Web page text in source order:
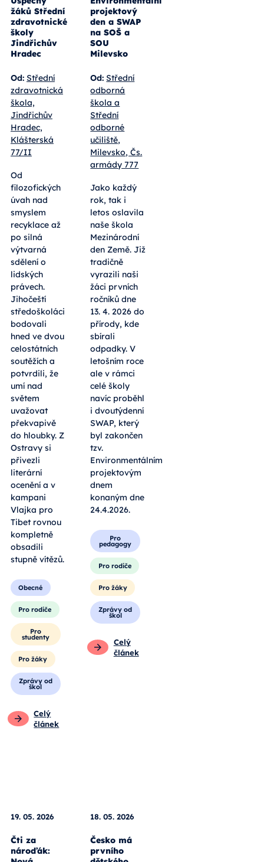
Úspěchy
žáků Střední
zdravotnické
školy
Jindřichův
Hradec
Od: Střední
zdravotnická
škola,
Jindřichův
Hradec,
Klášterská
77/II
Od
filozofických
úvah nad
smyslem
recyklace až
po silná
výtvarná
sdělení o
lidských
právech.
Jihočeští
středoškoláci
bodovali
hned ve dvou
celostátních
soutěžích a
potvrdili, že
umí nad
světem
uvažovat
překvapivě
do hloubky. Z
Ostravy si
přivezli
literární
ocenění a v
kampani
Vlajka pro
Tibet rovnou
kompletně
obsadili
stupně vítězů.
Obecné
Pro rodiče
Pro
studenty
Pro žáky
Zprávy od
škol
Celý
článek
Environmentální
projektový
den a SWAP
na SOŠ a
SOU
Milevsko
Od: Střední
odborná
škola a
Střední
odborné
učiliště,
Milevsko, Čs.
armády 777
Jako každý
rok, tak i
letos oslavila
naše škola
Mezinárodní
den Země. Již
tradičně
vyrazili naši
žáci prvních
ročníků dne
13. 4. 2026 do
přírody, kde
sbírali
odpadky. V
letošním roce
ale v rámci
celé školy
navíc proběhl
i dvoutýdenní
SWAP, který
byl zakončen
tzv.
Environmentálním
projektovým
dnem
konaným dne
24.4.2026.
Pro
pedagogy
Pro rodiče
Pro žáky
Zprávy od
škol
Celý
článek
19. 05. 2026
18. 05. 2026
Česko má
prvního